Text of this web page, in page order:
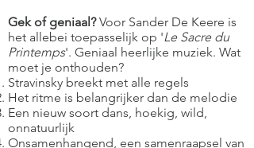
Gek of geniaal?Voor Sander De Keere is
het allebei toepasselijk op 'Le Sacre du
Printemps'. Geniaal heerlijke muziek. Wat
moet je onthouden?
Stravinsky breekt met alle regels
Het ritme is belangrijker dan de melodie
Een nieuw soort dans, hoekig, wild,
onnatuurlijk
Onsamenhangend, een samenraapsel van